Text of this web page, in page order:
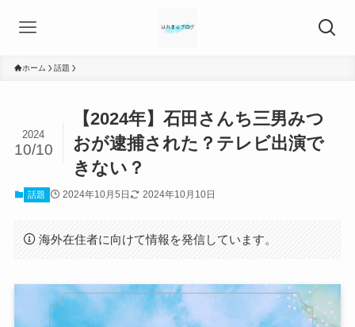
ホーム 話題
【2024年】石田さんち三男みつ
おが逮捕された？テレビ出演で
きない？
2024
10/10
話題 2024年10月5日 2024年10月10日
海外在住者に向けて情報を発信しています。